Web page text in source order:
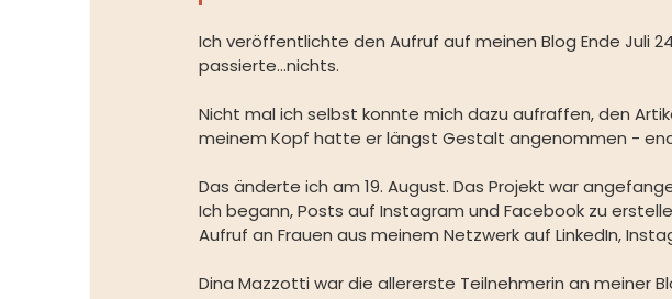
Ich veröffentlichte den Aufruf auf meinen Blog Ende Juli
passierte...nichts.
Nicht mal ich selbst konnte mich dazu aufraffen, den
meinem Kopf hatte er längst Gestalt angenommen -
Das änderte ich am 19. August. Das Projekt war
Ich begann, Posts auf Instagram und Facebook zu
Aufruf an Frauen aus meinem Netzwerk auf LinkedIn,
Dina Mazzotti war die allererste Teilnehmerin an meiner